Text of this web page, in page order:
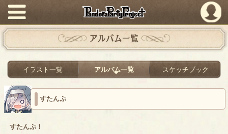
PandoraPartyProject
アルバム一覧
イラスト一覧 アルバム一覧 スケッチブック
すたんぷ
すたんぷ！